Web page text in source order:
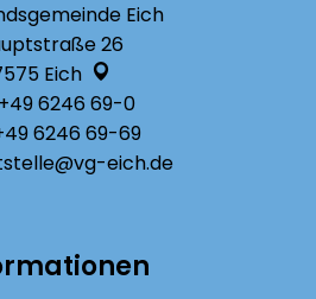
Eich
26
Eich
+49 6246 69-0
6246 69-69
eich.de